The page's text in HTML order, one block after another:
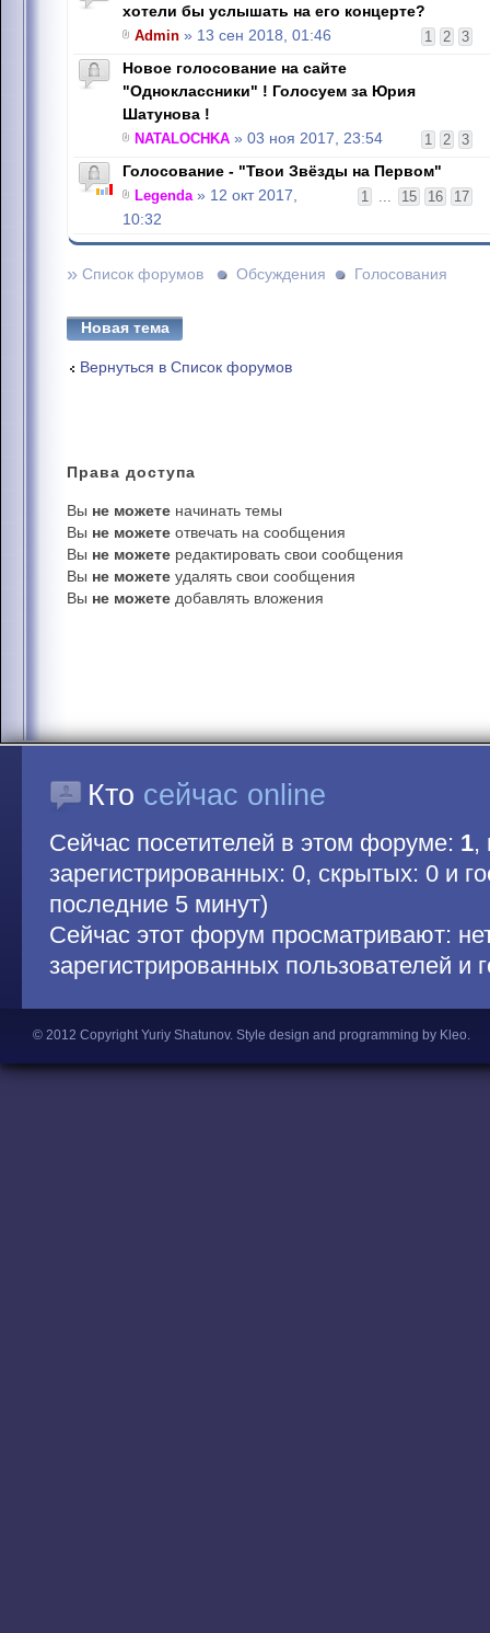
хотели бы услышать на его концерте?
1 2 3
Admin » 13 сен 2018, 01:46
Новое голосование на сайте
"Одноклассники" ! Голосуем за Юрия
Шатунова !
1 2 3
NATALOCHKA » 03 ноя 2017, 23:54
Голосование - "Твои Звёзды на Первом"
1 ... 15 16 17
Legenda» 12 окт 2017,
10:32
» Список форумов Обсуждения Голосования
Новая тема
Вернуться в Список форумов
Права доступа
Вы не можете начинать темы
Вы не можете отвечать на сообщения
Вы не можете редактировать свои сообщения
Вы не можете удалять свои сообщения
Вы не можете добавлять вложения
Кто сейчас online
Сейчас посетителей в этом форуме: 1,
зарегистрированных: 0, скрытых: 0 и
последние 5 минут)
Сейчас этот форум просматривают:
зарегистрированных пользователей и
© 2012 Copyright Yuriy Shatunov. Style design and programming by Kleo.